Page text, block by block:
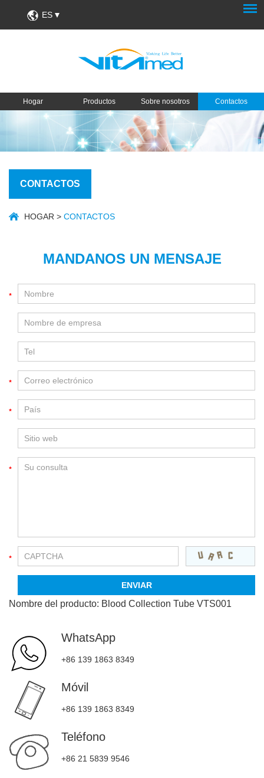
ES
Hogar Productos Sobre nosotros Contactos
CONTACTOS
HOGAR > CONTACTOS
MANDANOS UN MENSAJE
Nombre del producto: Blood Collection Tube VTS001
WhatsApp
+86 139 1863 8349
Móvil
+86 139 1863 8349
Teléfono
+86 21 5839 9546